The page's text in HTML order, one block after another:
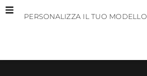
Vai
PERSONALIZZA IL TUO MODELLO